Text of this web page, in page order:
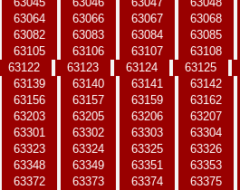
63045 63046 63047 63048
63064 63066 63067 63068
63082 63083 63084 63085
63105 63106 63107 63108
63122 63123 63124 63125
63139 63140 63141 63142
63156 63157 63159 63162
63203 63205 63206 63207
63301 63302 63303 63304
63323 63324 63325 63326
63348 63349 63351 63353
63372 63373 63374 63375